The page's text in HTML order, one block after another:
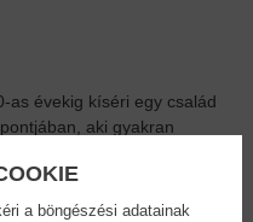
as évekig kíséri egy család
aki gyakran
a böngészési adatainak